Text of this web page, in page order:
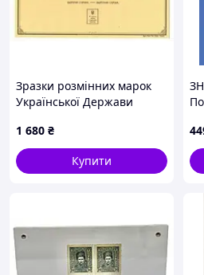
Зразки розмінних марок
Української Держави
1 680 ₴
Купити